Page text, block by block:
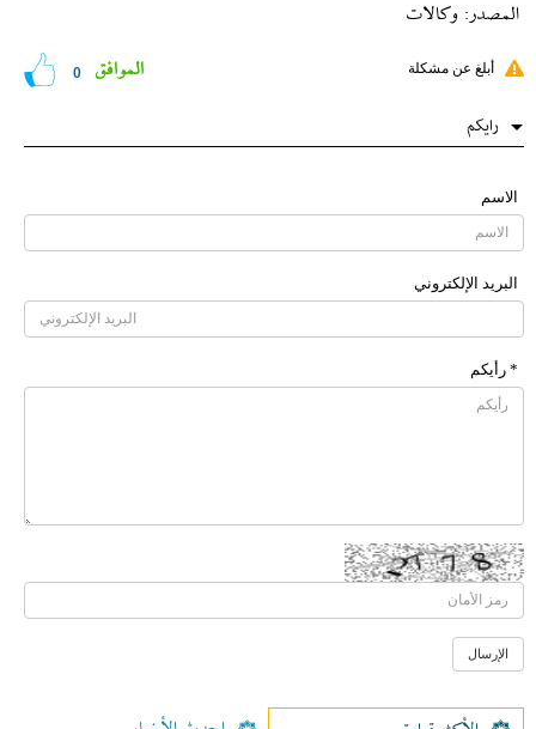
المصدر: وكالات
أبلغ عن مشكلة 0 الموافق
رایکم
الاسم
البرید الإلکتروني
* رأیکم